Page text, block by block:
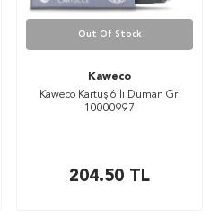
Out Of Stock
Kaweco
Kaweco Kartuş 6’lı Duman Gri
10000997
204.50 TL